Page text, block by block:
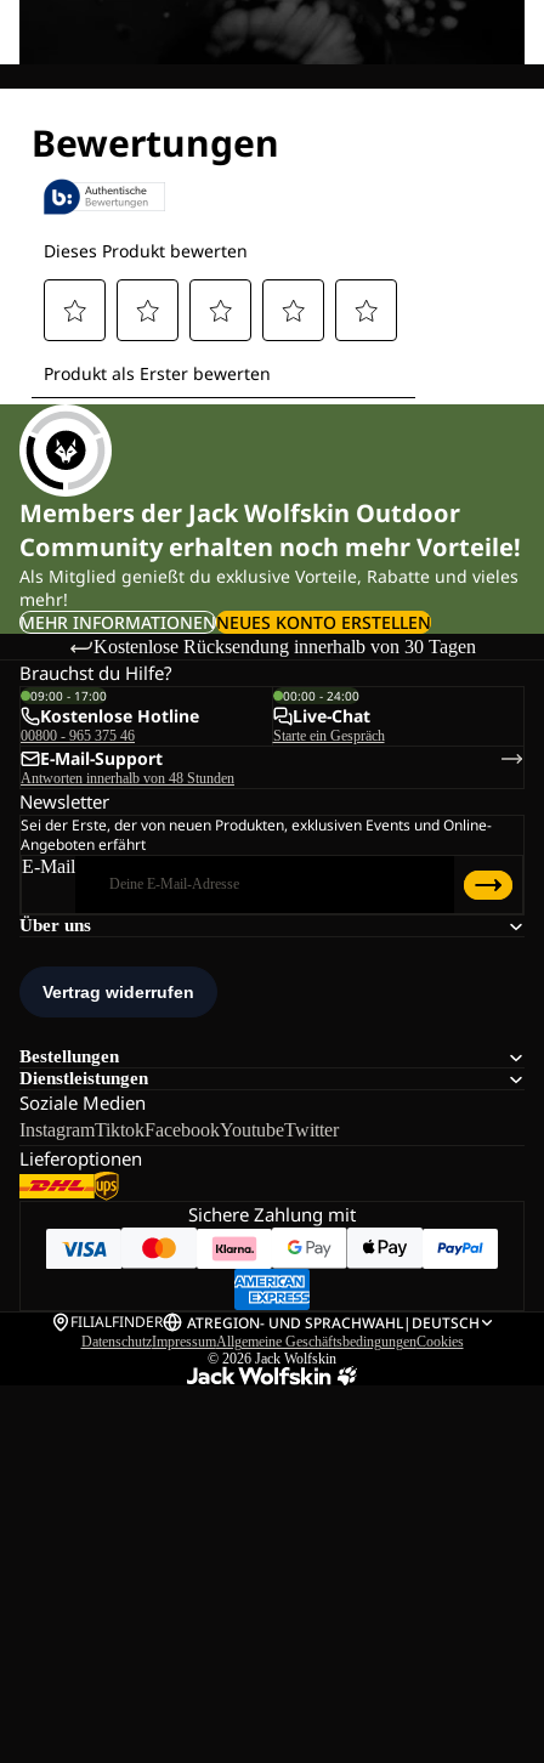
Members der Jack Wolfskin Outdoor
Community erhalten noch mehr Vorteile!
Als Mitglied genießt du exklusive Vorteile, Rabatte und vieles
mehr!
MEHR INFORMATIONENNEUES KONTO ERSTELLEN
Kostenlose Rücksendung innerhalb von 30 Tagen
Über uns
Bestellungen
Dienstleistungen
Soziale Medien
InstagramTiktokFacebookYoutubeTwitter
Lieferoptionen
Brauchst du Hilfe?
09:00 - 17:00
Kostenlose Hotline
00800 - 965 375 46
00:00 - 24:00
Live-Chat
Starte ein Gespräch
E-Mail-Support
Antworten innerhalb von 48 Stunden
Newsletter
Sei der Erste, der von neuen Produkten, exklusiven Events und Online-
Angeboten erfährt
E-Mail
Sichere Zahlung mit
FILIALFINDER ATREGION- UND SPRACHWAHL| DEUTSCH
DatenschutzImpressumAllgemeine GeschäftsbedingungenCookies
© 2026 Jack Wolfskin